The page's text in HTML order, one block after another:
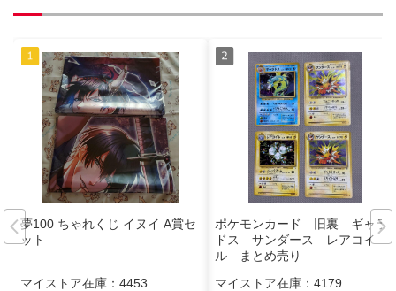
夢100 ちゃれくじ イヌイ A賞セ
ット
マイストア在庫： 4453
ポケモンカード 旧裏 ギャラ
ドス サンダース レアコイ
ル まとめ売り
マイストア在庫： 4179